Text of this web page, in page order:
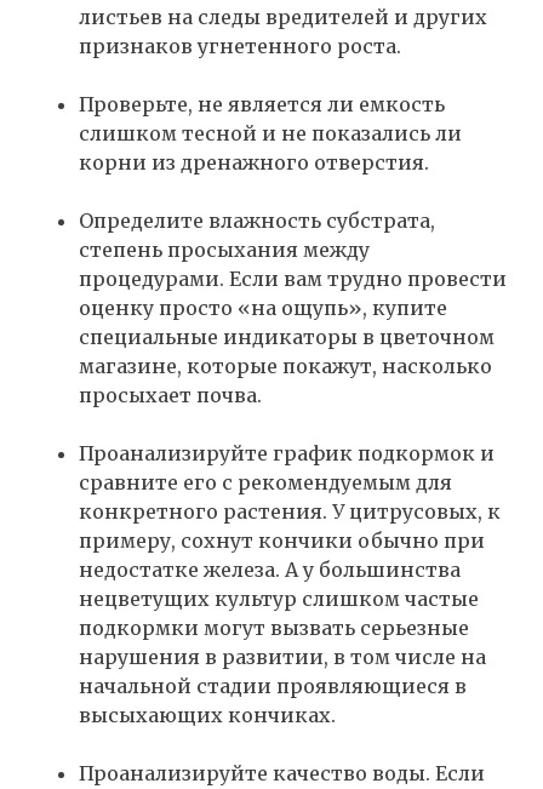
листьев на следы вредителей и других
признаков угнетенного роста.
Проверьте, не является ли емкость
слишком тесной и не показались ли
корни из дренажного отверстия.
Определите влажность субстрата,
степень просыхания между
процедурами. Если вам трудно провести
оценку просто «на ощупь», купите
специальные индикаторы в цветочном
магазине, которые покажут, насколько
просыхает почва.
Проанализируйте график подкормок и
сравните его с рекомендуемым для
конкретного растения. У цитрусовых, к
примеру, сохнут кончики обычно при
недостатке железа. А у большинства
нецветущих культур слишком частые
подкормки могут вызвать серьезные
нарушения в развитии, в том числе на
начальной стадии проявляющиеся в
высыхающих кончиках.
Проанализируйте качество воды. Если